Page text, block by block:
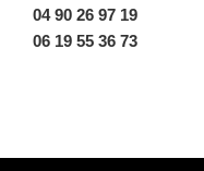
04 90 26 97 19
06 19 55 36 73